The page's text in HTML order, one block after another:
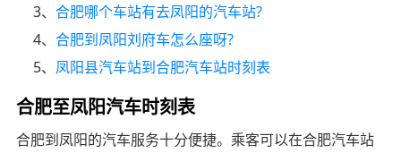
3、合肥哪个车站有去凤阳的汽车站?
4、合肥到凤阳刘府车怎么座呀?
5、 凤阳县汽车站到合肥汽车站时刻表
合肥至凤阳汽车时刻表
合肥到凤阳的汽车服务十分便捷。乘客可以在合肥汽车站